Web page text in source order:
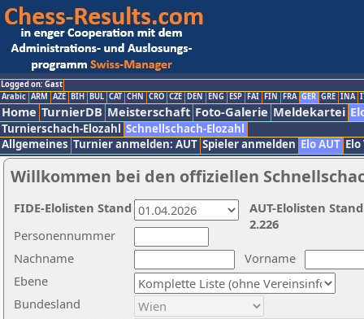
Logged on: Gast
Arabic ARM AZE BIH BUL CAT CHN CRO CZE DEN ENG ESP FAI FIN FRA GER GRE INA
Home TurnierDB Meisterschaft Foto-Galerie Meldekartei
Turnierschach-Elozahl Schnellschach-Elozahl
Allgemeines Turnier anmelden: AUT Spieler anmelden Elo AUT
Willkommen bei den offiziellen
Nachname
Vorname
Ebene
Personennummer
Bundesland
AUT-Elolisten
2.226
FIDE-Elolisten Stand